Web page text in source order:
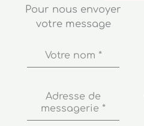
Pour nous envoyer
votre message
Votre nom *
Adresse de
messagerie *